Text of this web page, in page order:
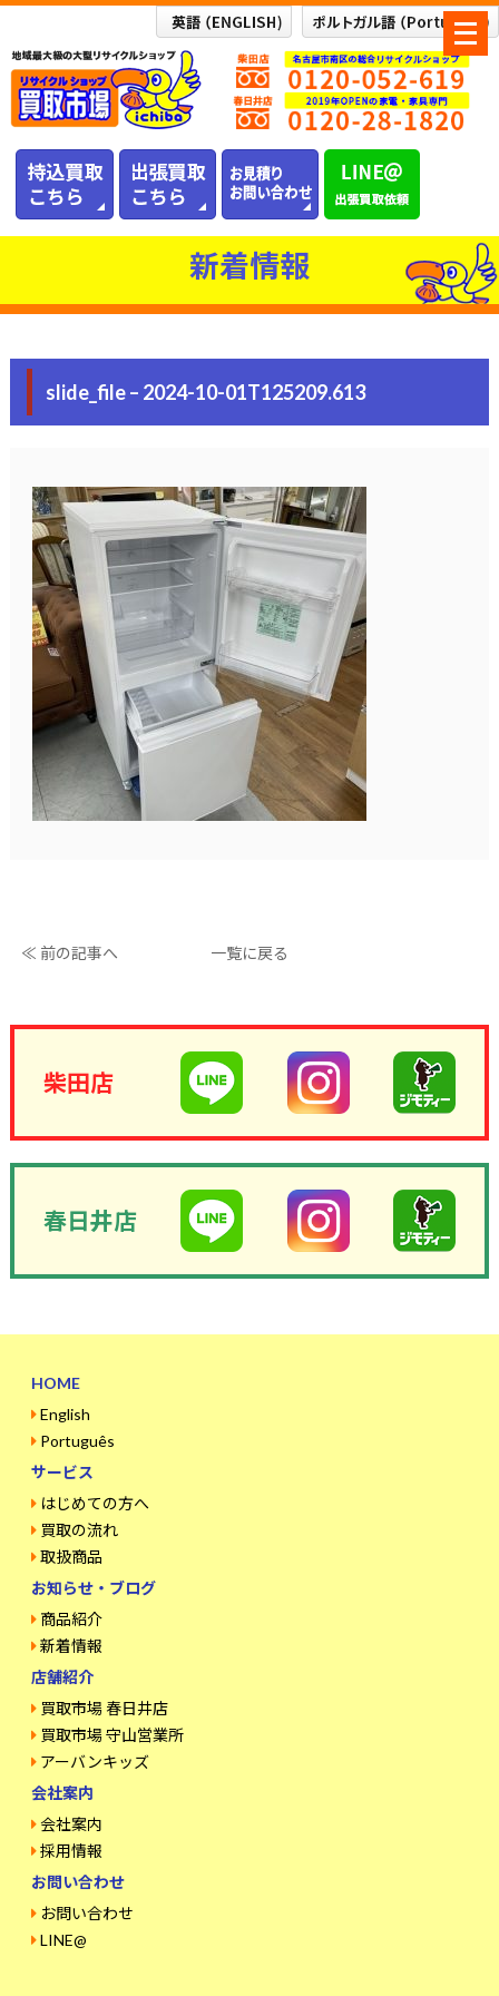
メ
ニ
ュ
ー
新着情報
slide_file – 2024-10-01T125209.613
≪ 前の記事へ 一覧に戻る
柴田店
春日井店
HOME
English
Português
サービス
はじめての方へ
買取の流れ
取扱商品
お知らせ・ブログ
商品紹介
新着情報
店舗紹介
買取市場 春日井店
買取市場 守山営業所
アーバンキッズ
会社案内
会社案内
採用情報
お問い合わせ
お問い合わせ
LINE@